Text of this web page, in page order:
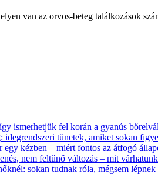
van az orvos-beteg találkozások
ismerhetjük fel korán a gyanús
idegrendszeri tünetek, amiket sokan
egy kézben – miért fontos az átfogó
nem feltűnő változás – mit
sokan tudnak róla, mégsem lépnek